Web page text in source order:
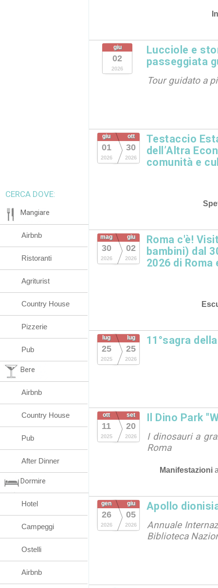
giu
02
2026
Lucciole e
passeggiata
Tour guidato a
giu
01
2026
ott
30
2026
Testaccio
dell’Altra
comunità e
mag
30
2026
giu
02
2026
Roma c'è!
bambini) dal
2026 di
lug
25
2025
lug
25
2026
11°sagra
ott
11
2025
set
20
2026
Il Dino Park
I dinosauri a
Roma
Manifestazioni
gen
26
2026
giu
05
2026
Apollo
Annuale
Biblioteca
CERCA DOVE:
Mangiare
Airbnb
Ristoranti
Agriturist
Country House
Pizzerie
Pub
Bere
Airbnb
Country House
Pub
After Dinner
Dormire
Hotel
Campeggi
Ostelli
Airbnb